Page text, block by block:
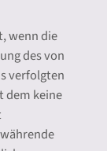
wenn die
des von
verfolgten
dem keine